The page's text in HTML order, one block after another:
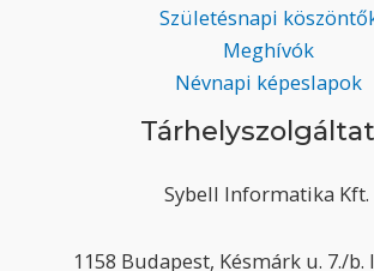
Születésnapi
Meghívók
Névnapi képeslapok
Sybell Informatika Kft.
1158 Budapest, Késmárk u. 7./b.